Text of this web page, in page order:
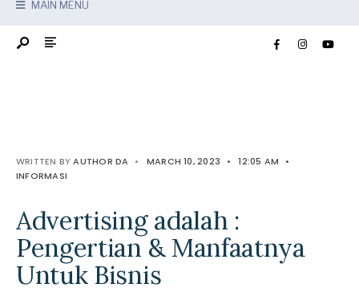
MAIN MENU
WRITTEN BYAUTHOR DA • MARCH 10, 2023 • 12:05 AM
•
INFORMASI
Advertising adalah :
Pengertian & Manfaatnya
Untuk Bisnis